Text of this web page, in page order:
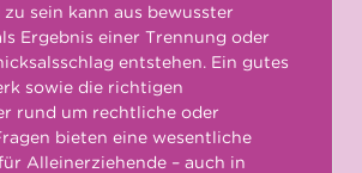
sein kann aus bewusster
Ergebnis einer Trennung oder
entstehen. Ein gutes
sowie die richtigen
rund um rechtliche oder
bieten eine wesentliche
Alleinerziehende – auch in